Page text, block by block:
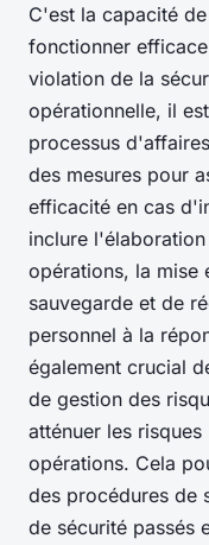
C'est la capacité
fonctionner
violation de la
opérationnelle, il
processus
des mesures pour
efficacité en cas
inclure
opérations, la mise
sauvegarde et de
personnel à la
également crucial
de gestion des
atténuer les
opérations. Cela
des procédures de
de sécurité passés